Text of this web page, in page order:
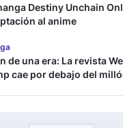
Destiny Unchain
al anime
de una era: La revista
cae por debajo del